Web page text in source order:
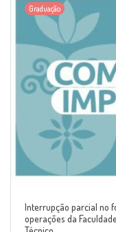
Graduação
Interrupção parcial no
operações da